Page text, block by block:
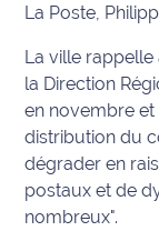
Politique
Santé
Social
La Poste,
La ville
la Direction
en novembre et
distribution du
dégrader en
postaux et de
nombreux".